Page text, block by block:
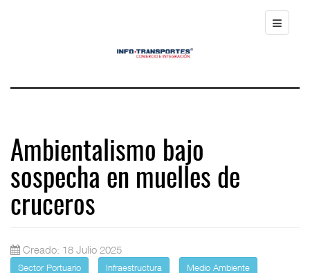
Ambientalismo bajo
sospecha en muelles de
cruceros
Creado: 18 Julio 2025
Sector Portuario Infraestructura
Medio Ambiente